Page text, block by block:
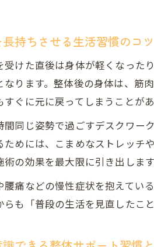
持ちさせる生活習慣のコツ
受けた直後は身体が軽くなった
なります。整体後の身体は、筋
ぐに元に戻ってしまうことがあ
間同じ姿勢で過ごすデスクワー
ためには、こまめなストレッチ
の効果を最大限に引き出します
腰痛などの慢性症状を抱えてい
らも「普段の生活を見直したこ